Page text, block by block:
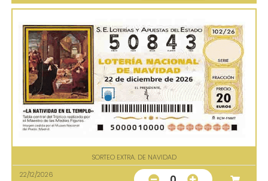
SORTEO EXTRA. DE NAVIDAD
22/12/2026